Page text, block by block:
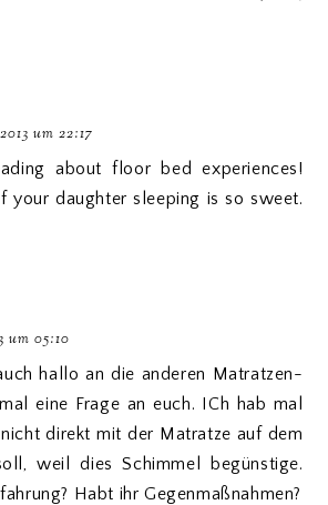
um 22:17
about floor bed experiences!
your daughter sleeping is so sweet.
um 05:10
hallo an die anderen Matratzen-
eine Frage an euch. ICh hab mal
direkt mit der Matratze auf dem
weil dies Schimmel begünstige.
Habt ihr Gegenmaßnahmen?